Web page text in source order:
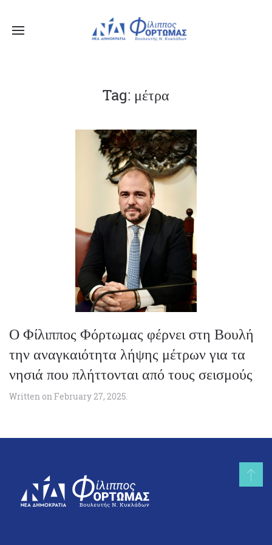
Tag: μέτρα
Ο Φίλιππος Φόρτωμας φέρνει στη Βουλή
την αναγκαιότητα λήψης μέτρων για τα
νησιά που πλήττονται από τους σεισμούς
Written onFebruary 27, 2025.